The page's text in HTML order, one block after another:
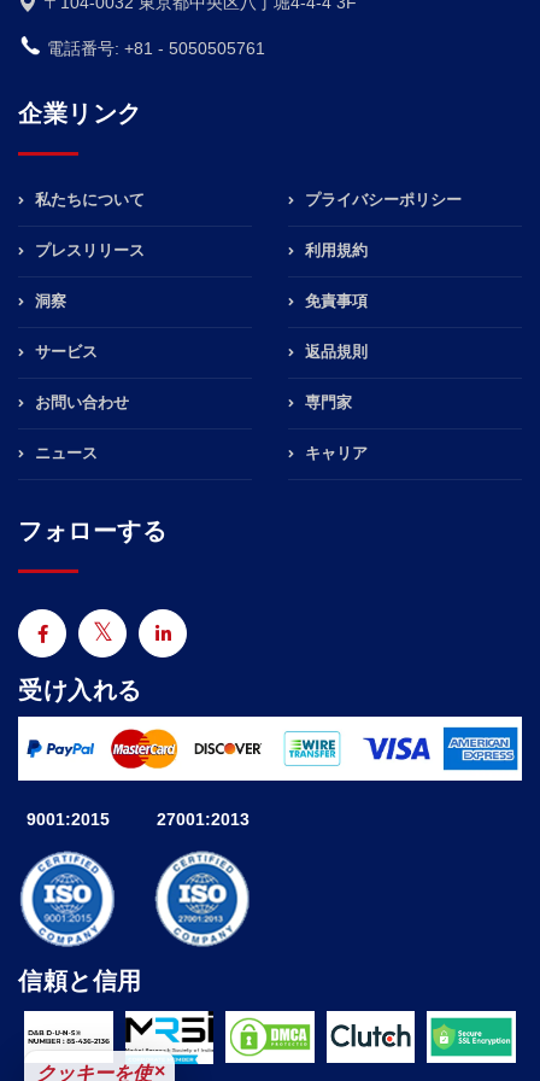
電話番号: +81 - 5050505761
企業リンク
私たちについて
プレスリリース
洞察
サービス
お問い合わせ
ニュース
プライバシーポリシー
利用規約
免責事項
返品規則
専門家
キャリア
フォローする
受け入れる
9001:2015 27001:2013
信頼と信用
クッキーを使×